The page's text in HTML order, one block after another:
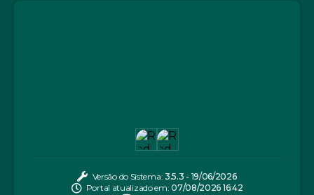
Versão do Sistema: 3.5.3 - 19/06/2026
Portal atualizado em:07/08/2026 16:42